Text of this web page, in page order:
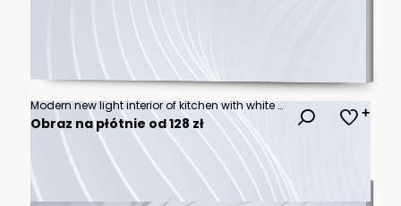
Modern new light interior of kitchen with white furniture and dining table.
Obraz na płótnie od 128 zł